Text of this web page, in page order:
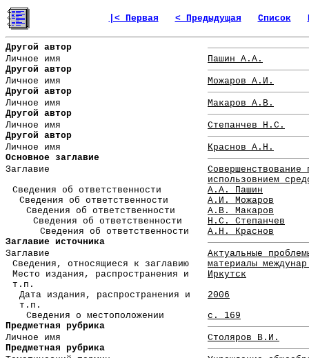
|< Первая < Предыдущая Список
Другой автор
Личное имя
Пашин А.А.
Другой автор
Личное имя
Можаров А.И.
Другой автор
Личное имя
Макаров А.В.
Другой автор
Личное имя
Степанчев Н.С.
Другой автор
Личное имя
Краснов А.Н.
Основное заглавие
Заглавие
использовнием
Сведения об ответственности
А.А. Пашин
Сведения об ответственности
А.И. Можаров
Сведения об ответственности
А.В. Макаров
Сведения об ответственности
Н.С. Степанчев
Сведения об ответственности
А.Н. Краснов
Заглавие источника
Заглавие
Актуальные
Сведения, относящиеся к заглавию
материалы
Место издания, распространения и
т.п.
Иркутск
Дата издания, распространения и
т.п.
2006
Сведения о местоположении
с. 169
Предметная рубрика
Личное имя
Столяров В.И.
Предметная рубрика